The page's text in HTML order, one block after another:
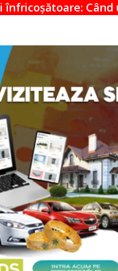
Airbnb devine un